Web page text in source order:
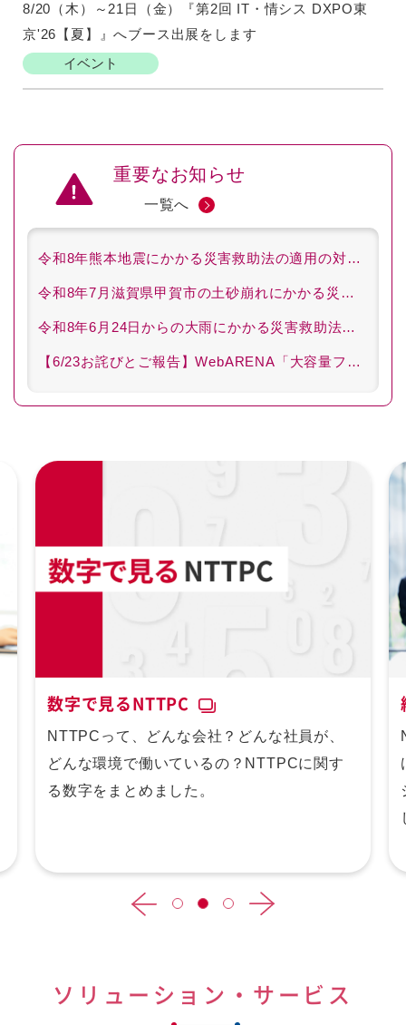
イベント
8/20（木）～21日（金）『第2回 IT・情シス DXPO東
京'26【夏】』へブース出展をします
重要なお知らせ
一覧へ
令和8年熊本地震にかかる災害救助法の適用の対応につ
令和8年7月滋賀県甲賀市の土砂崩れにかかる災害救助法
令和8年6月24日からの大雨にかかる災害救助法の適用の
【6/23お詫びとご報告】WebARENA「大容量ファイル
数字で見るNTTPC
NTTPCって、どんな会社？どんな社員が、
どんな環境で働いているの？NTTPCに関す
る数字をまとめました。
ソリューション・サービス